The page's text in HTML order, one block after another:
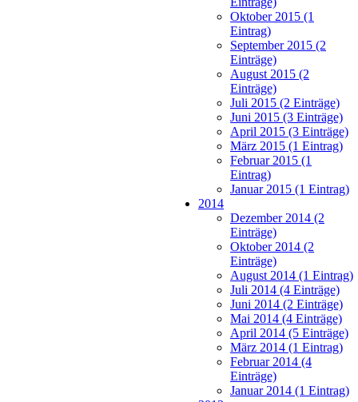
Oktober 2015 (1
Eintrag)
September 2015 (2
Einträge)
August 2015 (2
Einträge)
Juli 2015 (2 Einträge)
Juni 2015 (3 Einträge)
April 2015 (3 Einträge)
März 2015 (1 Eintrag)
Februar 2015 (1
Eintrag)
Januar 2015 (1 Eintrag)
2014
Dezember 2014 (2
Einträge)
Oktober 2014 (2
Einträge)
August 2014 (1 Eintrag)
Juli 2014 (4 Einträge)
Juni 2014 (2 Einträge)
Mai 2014 (4 Einträge)
April 2014 (5 Einträge)
März 2014 (1 Eintrag)
Februar 2014 (4
Einträge)
Januar 2014 (1 Eintrag)